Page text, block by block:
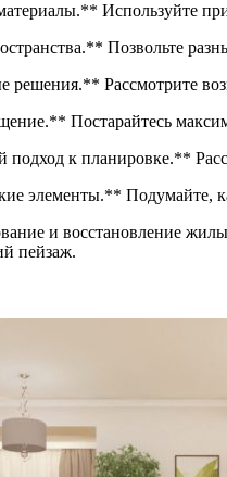
Используйте
Позвольте
решения.** Рассмотрите
Постарайтесь
к планировке.**
элементы.** Подумайте,
и восстановление
пейзаж.